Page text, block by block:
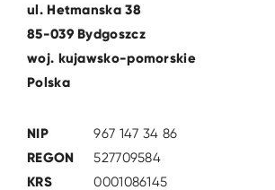
ul. Hetmanska 38
85-039 Bydgoszcz
woj. kujawsko-pomorskie
Polska
NIP
967 147 34 86
REGON
527709584
KRS
0001086145